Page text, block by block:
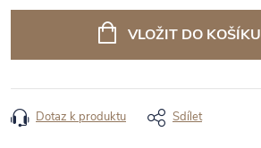
VLOŽIT DO KOŠÍKU
Dotaz k produktu Sdílet